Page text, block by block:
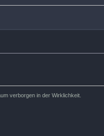
verborgen in der Wirklichkeit.